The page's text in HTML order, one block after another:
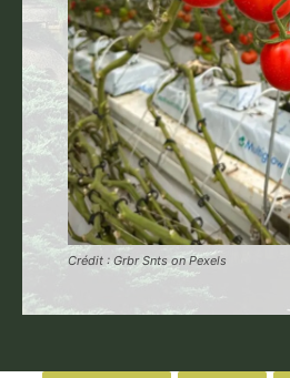
Crédit : Grbr Snts on Pexels